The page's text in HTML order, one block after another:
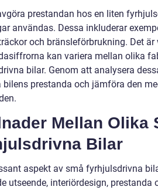
prestandan hos en liten
användas. Dessa inkluderar
och bränsleförbrukning. Det
kan variera mellan olika
bilar. Genom att analysera
bilens prestanda och jämföra den
Mellan Olika
Bilar
aspekt av små fyrhjulsdrivna
utseende, interiördesign, prestanda